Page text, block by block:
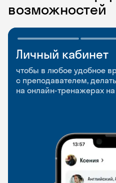
возможностей
Личный кабинет
чтобы в любое удобное
с преподавателем,
на онлайн-тренажерах
Мобильное
приложение
чтобы заниматься и
и когда удобно
Разговорные
и Talks
Групповые занятия для
и индивидуальные